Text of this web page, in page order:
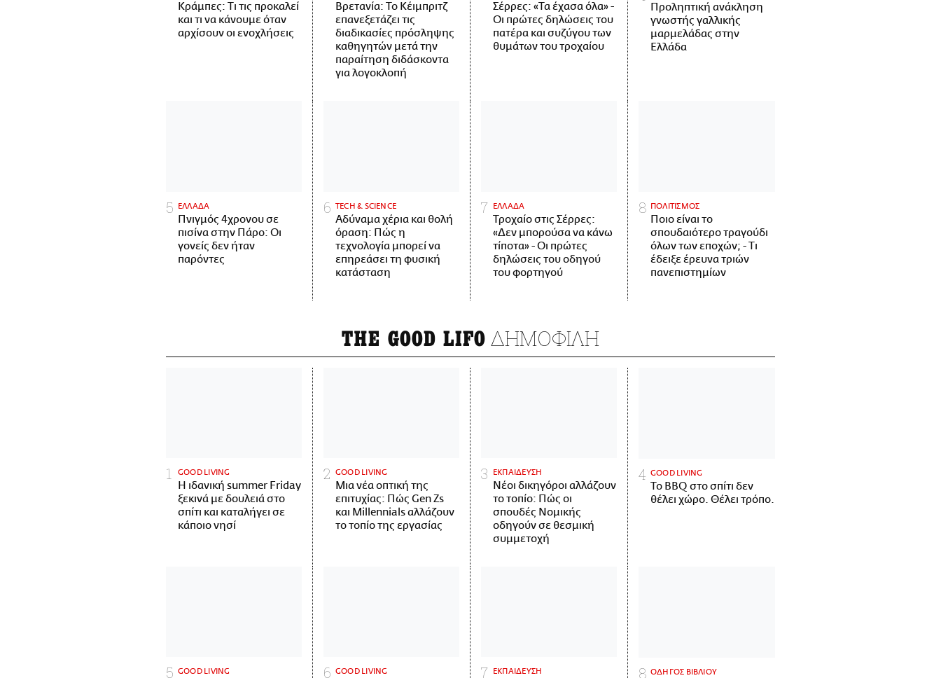
Κράμπες: Τι τις προκαλεί
και τι να κάνουμε όταν
αρχίσουν οι ενοχλήσεις
Βρετανία: Το Κέιμπριτζ
επανεξετάζει τις
διαδικασίες πρόσληψης
καθηγητών μετά την
παραίτηση διδάσκοντα
για λογοκλοπή
Σέρρες: «Τα έχασα όλα» -
Οι πρώτες δηλώσεις του
πατέρα και συζύγου των
θυμάτων του τροχαίου
Προληπτική ανάκληση
γνωστής γαλλικής
μαρμελάδας στην
Ελλάδα
ΕΛΛΑΔΑ
Πνιγμός 4χρονου σε
πισίνα στην Πάρο: Οι
γονείς δεν ήταν
παρόντες
ΤECH & SCIENCE
Αδύναμα χέρια και θολή
όραση: Πώς η
τεχνολογία μπορεί να
επηρεάσει τη φυσική
κατάσταση
ΕΛΛΑΔΑ
Τροχαίο στις Σέρρες:
«Δεν μπορούσα να κάνω
τίποτα» - Οι πρώτες
δηλώσεις του οδηγού
του φορτηγού
ΠΟΛΙΤΙΣΜΟΣ
Ποιο είναι το
σπουδαιότερο τραγούδι
όλων των εποχών; - Τι
έδειξε έρευνα τριών
πανεπιστημίων
THE GOOD LIFO ΔΗΜΟΦΙΛΗ
GOOD LIVING
Η ιδανική summer Friday
ξεκινά με δουλειά στο
σπίτι και καταλήγει σε
κάποιο νησί
GOOD LIVING
Μια νέα οπτική της
επιτυχίας: Πώς Gen Zs
και Millennials αλλάζουν
το τοπίο της εργασίας
ΕΚΠΑΙΔΕΥΣΗ
Νέοι δικηγόροι αλλάζουν
το τοπίο: Πώς οι
σπουδές Νομικής
οδηγούν σε θεσμική
συμμετοχή
GOOD LIVING
Το BBQ στο σπίτι δεν
θέλει χώρο. Θέλει τρόπο.
GOOD LIVING GOOD LIVING ΕΚΠΑΙΔΕΥΣΗ ΟΔΗΓΟΣ ΒΙΒΛΙΟΥ